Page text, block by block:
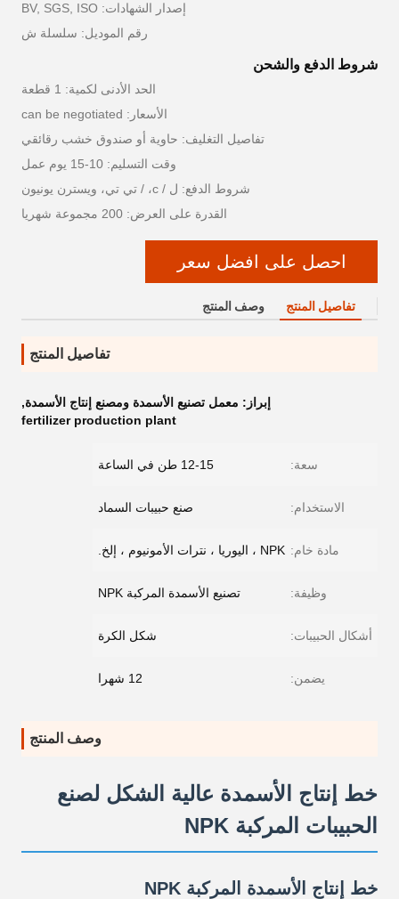
إصدار الشهادات: BV, SGS, ISO
رقم الموديل: سلسلة ش
شروط الدفع والشحن
الحد الأدنى لكمية: 1 قطعة
الأسعار: can be negotiated
تفاصيل التغليف: حاوية أو صندوق خشب رقائقي
وقت التسليم: 10-15 يوم عمل
شروط الدفع: ل / c، / تي تي، ويسترن يونيون
القدرة على العرض: 200 مجموعة شهريا
احصل على افضل سعر
تفاصيل المنتج وصف المنتج
تفاصيل المنتج
إبراز: معمل تصنيع الأسمدة ومصنع إنتاج الأسمدة,
fertilizer production plant
سعة: 12-15 طن في الساعة
الاستخدام: صنع حبيبات السماد
مادة خام: NPK ، اليوريا ، نترات الأمونيوم ، إلخ.
وظيفة: تصنيع الأسمدة المركبة NPK
أشكال الحبيبات: شكل الكرة
يضمن: 12 شهرا
وصف المنتج
خط إنتاج الأسمدة عالية الشكل لصنع
الحبيبات المركبة NPK
خط إنتاج الأسمدة المركبة NPK